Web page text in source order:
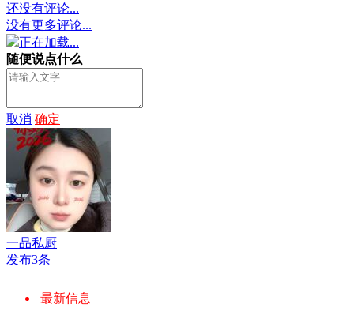
还没有评论...
没有更多评论...
正在加载...
随便说点什么
取消 确定
一品私厨
发布3条
最新信息